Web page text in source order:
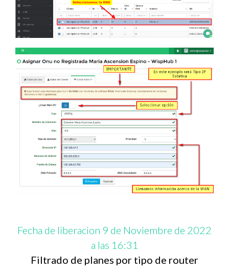
Fecha de liberacion 9 de Noviembre de 2022
a las 16:31
Filtrado de planes por tipo de router